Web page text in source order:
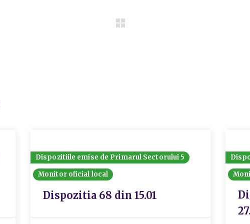
Dispozitiile emise de Primarul Sectorului 5
Monitor oficial local
Dispozitia 68 din 15.01